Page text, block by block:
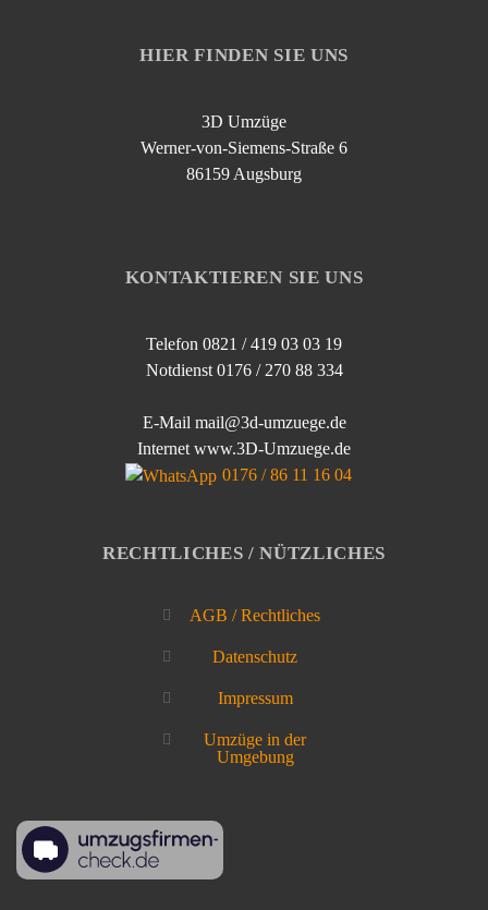
HIER FINDEN SIE UNS
3D Umzüge
Werner-von-Siemens-Straße 6
86159 Augsburg
KONTAKTIEREN SIE UNS
Telefon 0821 / 419 03 03 19
Notdienst 0176 / 270 88 334
E-Mail mail@3d-umzuege.de
Internet www.3D-Umzuege.de
0176 / 86 11 16 04
RECHTLICHES / NÜTZLICHES
AGB / Rechtliches
Datenschutz
Impressum
Umzüge in der
Umgebung